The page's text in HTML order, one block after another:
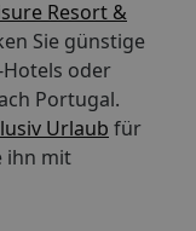
Resort &
Sie günstige
oder
Portugal.
Urlaub für
ihn mit